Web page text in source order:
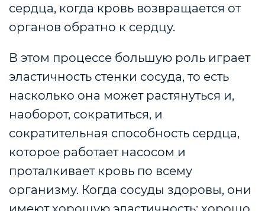
сердца, когда кровь возвращается от
органов обратно к сердцу.
В этом процессе большую роль играет
эластичность стенки сосуда, то есть
насколько она может растянуться и,
наоборот, сократиться, и
сократительная способность сердца,
которое работает насосом и
проталкивает кровь по всему
организму. Когда сосуды здоровы, они